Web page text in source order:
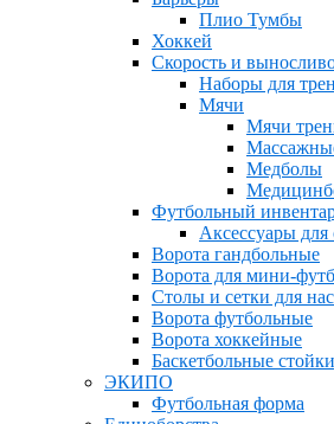
Плио Тумбы
Хоккей
Скорость и
Наборы для
Мячи
Мячи
Медболы
Футбольный
Аксессуары для
Ворота гандбольные
Ворота для мини-
Столы и сетки для
Ворота футбольные
Ворота хоккейные
Баскетбольные
ЭКИПО
Футбольная форма